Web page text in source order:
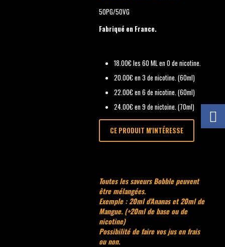
50PG/50VG
Fabriqué en France.
18.00€ les 60 ML en 0 de nicotine.
20.00€ en 3 de nicotine. (60ml)
22.00€ en 6 de nicotine. (60ml)
24.00€ en 9 de nictoine. (70ml)
CE PRODUIT M'INTÉRESSE
Toutes les saveurs Bobble peuvent
être mélangées.
Exemple : 20ml d'Ananas et 20ml de
Mangue. (+20ml de base ou de
nicotine)
Possibilité de faire vos jus en frais
ou non.